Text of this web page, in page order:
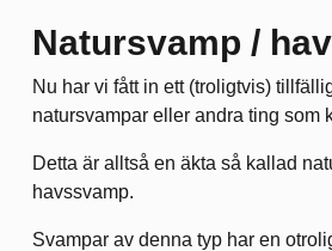
Natursvamp /
Nu har vi fått in ett (troligtvis)
natursvampar eller andra ting som
Detta är alltså en äkta så kallad
havssvamp.
Svampar av denna typ har en